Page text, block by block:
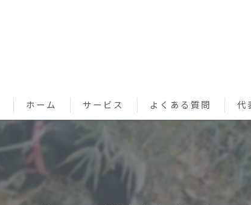
ホーム サービス
ペットシッターサービス
よくある質問 代